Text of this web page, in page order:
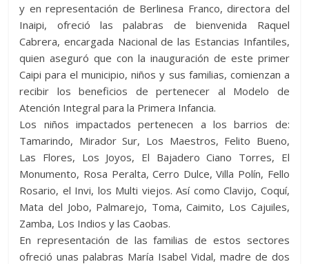
y en representación de Berlinesa Franco, directora del
Inaipi, ofreció las palabras de bienvenida Raquel
Cabrera, encargada Nacional de las Estancias Infantiles,
quien aseguró que con la inauguración de este primer
Caipi para el municipio, niños y sus familias, comienzan a
recibir los beneficios de pertenecer al Modelo de
Atención Integral para la Primera Infancia.
Los niños impactados pertenecen a los barrios de:
Tamarindo, Mirador Sur, Los Maestros, Felito Bueno,
Las Flores, Los Joyos, El Bajadero Ciano Torres, El
Monumento, Rosa Peralta, Cerro Dulce, Villa Polín, Fello
Rosario, el Invi, los Multi viejos. Así como Clavijo, Coquí,
Mata del Jobo, Palmarejo, Toma, Caimito, Los Cajuiles,
Zamba, Los Indios y las Caobas.
En representación de las familias de estos sectores
ofreció unas palabras María Isabel Vidal, madre de dos